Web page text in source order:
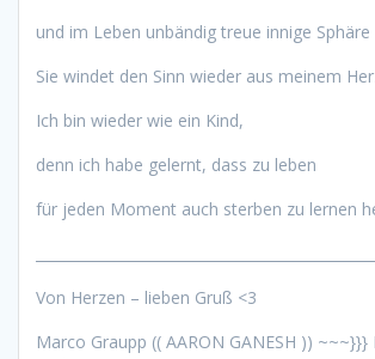
und im Leben unbändig treue innige Sphäre
Sie windet den Sinn wieder aus meinem
Ich bin wieder wie ein Kind,
denn ich habe gelernt, dass zu leben
für jeden Moment auch sterben zu lernen
Von Herzen – lieben Gruß <3
Marco Graupp (( AARON GANESH )) ~~~}}}